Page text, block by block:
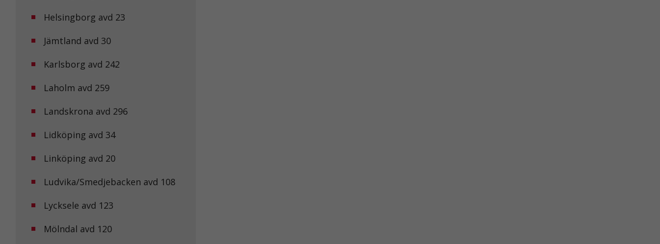
Helsingborg avd 23
Jämtland avd 30
Karlsborg avd 242
Laholm avd 259
Landskrona avd 296
Lidköping avd 34
Linköping avd 20
Ludvika/Smedjebacken avd 108
Lycksele avd 123
Mölndal avd 120